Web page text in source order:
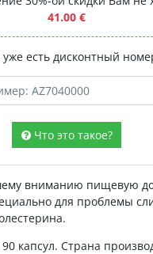
41.00 €
уже есть дисконтный
Что это такое?
вниманию пищевую
для проблемы
90 капсул. Страна